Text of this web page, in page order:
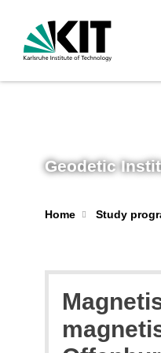
Geodetic
Home Study